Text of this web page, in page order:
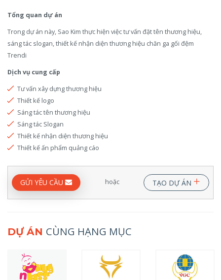
Tổng quan dự án
Trong dự án này, Sao Kim thực hiện việc tư vấn đặt tên thương hiệu,
sáng tác slogan, thiết kế nhận diện thương hiệu chăn ga gối đệm
Trendi
Dịch vụ cung cấp
Tư vấn xây dựng thương hiệu
Thiết kế logo
Sáng tác tên thương hiệu
Sáng tác Slogan
Thiết kế nhận diện thương hiệu
Thiết kế ấn phẩm quảng cáo
GỬI YÊU CẦU hoặc TẠO DỰ ÁN +
DỰ ÁN CÙNG HẠNG MỤC